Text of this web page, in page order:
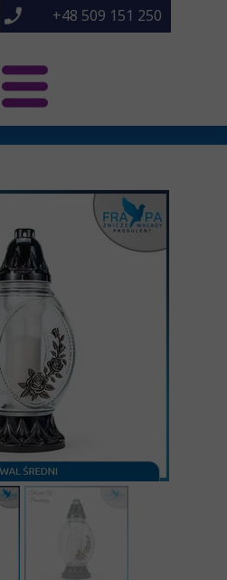
+48 509 151 250
Znicze NOWOŚCI
Znicze
Kontakt